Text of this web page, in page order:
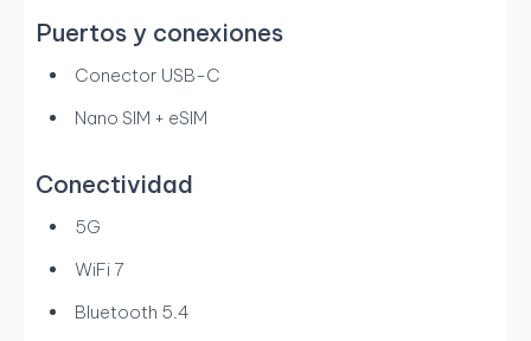
Puertos y conexiones
Conector USB-C
Nano SIM + eSIM
Conectividad
5G
WiFi 7
Bluetooth 5.4